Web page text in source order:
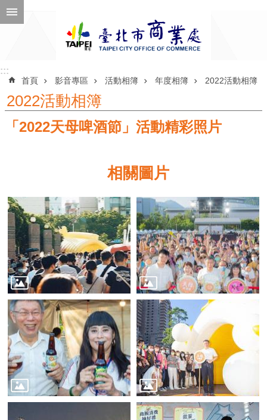
跳到主要內容區塊
公
機
關
介
紹
業
務
資
訊
線
上
服
務
公
::::::
首頁 影音專區 活動相簿 年度相簿 2022活動相簿
2022活動相簿
「2022天母啤酒節」活動精彩照片
相關圖片